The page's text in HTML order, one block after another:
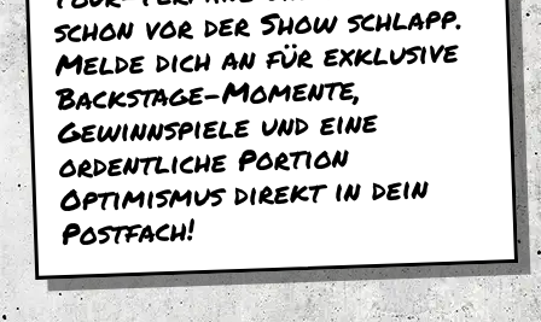
schon vor der Show schlapp.
Melde dich an für exklusive
Backstage-Momente,
Gewinnspiele und eine
ordentliche Portion
Optimismus direkt in dein
Postfach!